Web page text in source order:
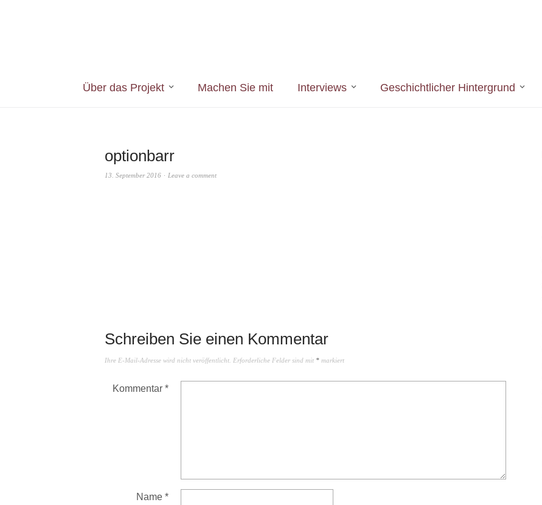
Über das Projekt Machen Sie mit Interviews Geschichtlicher Hintergrund
optionbarr
13. September 2016 Leave a comment
Schreiben Sie einen Kommentar
Ihre E-Mail-Adresse wird nicht veröffentlicht. Erforderliche Felder sind mit * markiert
Kommentar*
Name*